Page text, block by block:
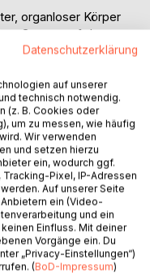
organloser Körper
Grauen auf der
in einem Kaff und
abgeschlossen.
in seinem
beobachtet.
Reichsbürger,
bleibt er stoisch auf
sich als
schwer erkrankt und
verwandeln,
Datenschutzerklärung
auf unserer
technisch notwendig.
(z. B. Cookies oder
um zu messen, wie häufig
Wir verwenden
und setzen hierzu
ein, wodurch ggf.
Pixel, IP-Adressen
Auf unserer Seite
ein (Video-
und ein
Einfluss. Mit deiner
Vorgänge ein. Du
„Privacy-Einstellungen“)
(BoD-Impressum)